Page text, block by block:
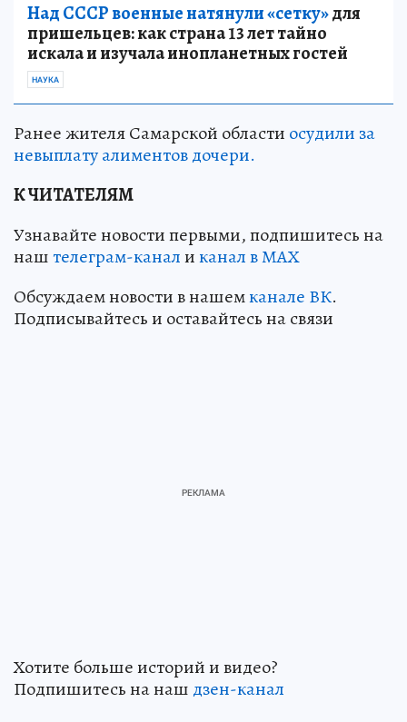
Над СССР военные натянули «сетку»для
пришельцев: как страна 13 лет тайно
искала и изучала инопланетных гостей
НАУКА
Ранее жителя Самарской области осудили за
невыплату алиментов дочери.
К ЧИТАТЕЛЯМ
Узнавайте новости первыми, подпишитесь на
наштелеграм-каналиканал в МАХ
Обсуждаем новости в нашемканале ВК.
Подписывайтесь и оставайтесь на связи
Хотите больше историй и видео?
Подпишитесь на наш дзен-канал